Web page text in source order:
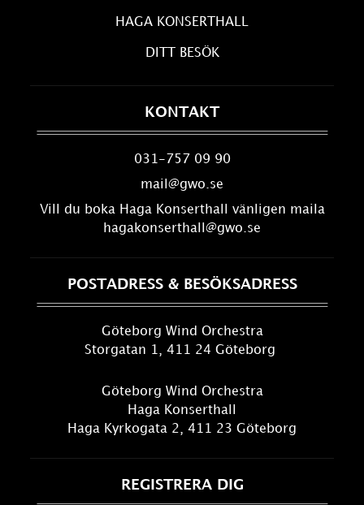
HAGA KONSERTHALL
DITT BESÖK
KONTAKT
031-757 09 90
mail@gwo.se
Vill du boka Haga Konserthall vänligen maila
hagakonserthall@gwo.se
POSTADRESS & BESÖKSADRESS
Göteborg Wind Orchestra
Storgatan 1, 411 24 Göteborg
Göteborg Wind Orchestra
Haga Konserthall
Haga Kyrkogata 2, 411 23 Göteborg
REGISTRERA DIG